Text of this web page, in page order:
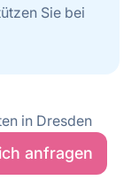
Sie bei
in Dresden
anfragen